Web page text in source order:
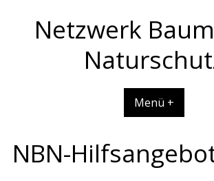
contentNetzwerk
Menü +
NBN-